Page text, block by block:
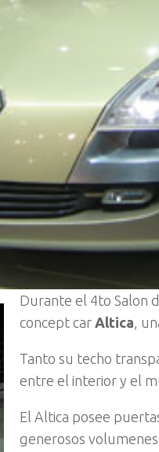
Durante el 4to Salon
concept car Altica,
Tanto su techo
entre el interior y el
El Altica posee
generosos